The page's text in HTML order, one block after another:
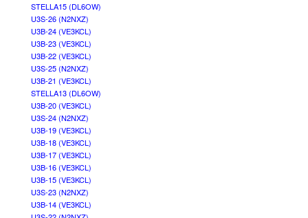
STELLA15 (DL6OW)
U3S-26 (N2NXZ)
U3B-24 (VE3KCL)
U3B-23 (VE3KCL)
U3B-22 (VE3KCL)
U3S-25 (N2NXZ)
U3B-21 (VE3KCL)
STELLA13 (DL6OW)
U3B-20 (VE3KCL)
U3S-24 (N2NXZ)
U3B-19 (VE3KCL)
U3B-18 (VE3KCL)
U3B-17 (VE3KCL)
U3B-16 (VE3KCL)
U3B-15 (VE3KCL)
U3S-23 (N2NXZ)
U3B-14 (VE3KCL)